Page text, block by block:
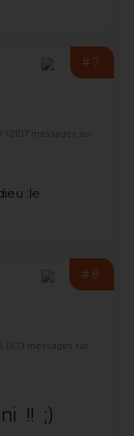
#7
(2107 messages sur
:le
#8
(613 messages sur
!! ;)